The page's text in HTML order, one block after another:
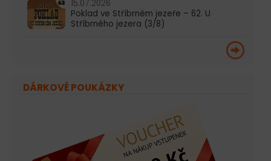
15.07.2026
Poklad ve Stříbrném jezeře – 62. U
Stříbrného jezera (3/8)
DÁRKOVÉ POUKÁZKY